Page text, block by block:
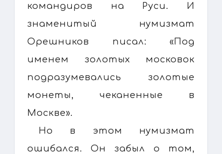
командиров на Руси. И
знаменитый нумизмат
Орешников писал: «Под
именем золотых московок
подразумевались золотые
монеты, чеканенные в
Москве».
Но в этом нумизмат
ошибался. Он забыл о том,